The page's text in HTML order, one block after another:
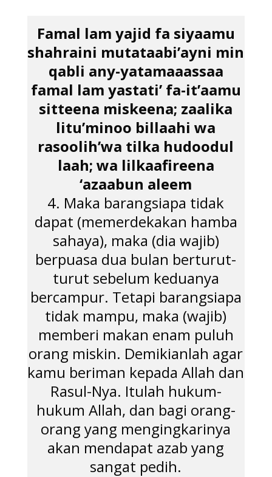
Famal lam yajid fa siyaamu
shahraini mutataabi’ayni min
qabli any-yatamaaassaa
famal lam yastati’ fa-it’aamu
sitteena miskeena; zaalika
litu’minoo billaahi wa
rasoolih’wa tilka hudoodul
laah; wa lilkaafireena
‘azaabun aleem
4. Maka barangsiapa tidak
dapat (memerdekakan hamba
sahaya), maka (dia wajib)
berpuasa dua bulan berturut-
turut sebelum keduanya
bercampur. Tetapi barangsiapa
tidak mampu, maka (wajib)
memberi makan enam puluh
orang miskin. Demikianlah agar
kamu beriman kepada Allah dan
Rasul-Nya. Itulah hukum-
hukum Allah, dan bagi orang-
orang yang mengingkarinya
akan mendapat azab yang
sangat pedih.